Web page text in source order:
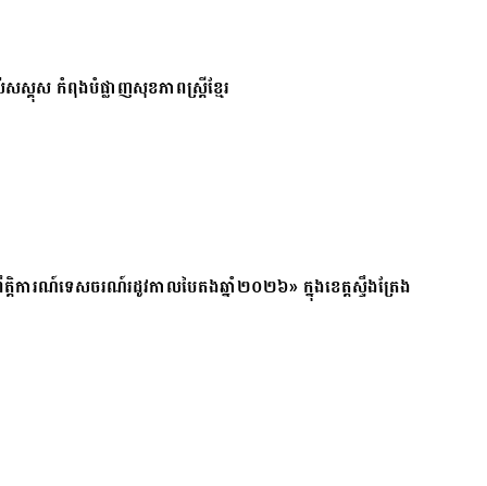
គុស កំពុងបំផ្លាញសុខភាពស្ត្រីខ្មែរ
ារណ៍ទេសចរណ៍រដូវកាលបៃតងឆ្នាំ២០២៦» ក្នុងខេត្តស្ទឹងត្រែង